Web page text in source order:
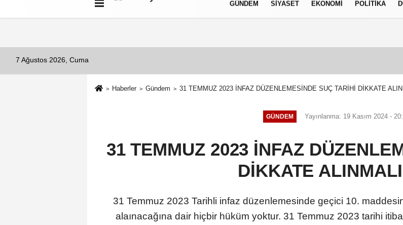
Künye
GÜNDEM SIYASET EKONOMI POLITIKA
7 Ağustos 2026, Cuma
Haberler Gündem 31 TEMMUZ 2023 İNFAZ DÜZENLEMESİNDE SUÇ TARİHİ DİKKATE
GÜNDEM Yayınlanma: 19 Kasım 2024 -
31 TEMMUZ 2023 İNFAZ
DİKKATE
31 Temmuz 2023 Tarihli infaz düzenlemesinde geçici 10.
alaınacağına dair hiçbir hüküm yoktur. 31 Temmuz 2023 tarihi